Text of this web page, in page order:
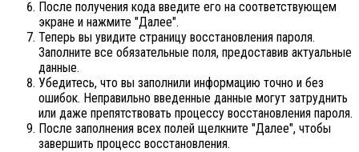
После получения кода введите его на соответствующем
экране и нажмите "Далее".
Теперь вы увидите страницу восстановления пароля.
Заполните все обязательные поля, предоставив актуальные
данные.
Убедитесь, что вы заполнили информацию точно и без
ошибок. Неправильно введенные данные могут затруднить
или даже препятствовать процессу восстановления пароля.
После заполнения всех полей щелкните "Далее", чтобы
завершить процесс восстановления.